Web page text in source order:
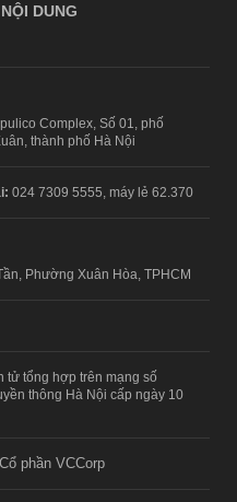
DUNG
Complex, Số 01, phố
thành phố Hà Nội
024 7309 5555, máy lẻ 62.370
Phường Xuân Hòa, TPHCM
tử tổng hợp trên mạng số
thông Hà Nội cấp ngày 10
phần VCCorp